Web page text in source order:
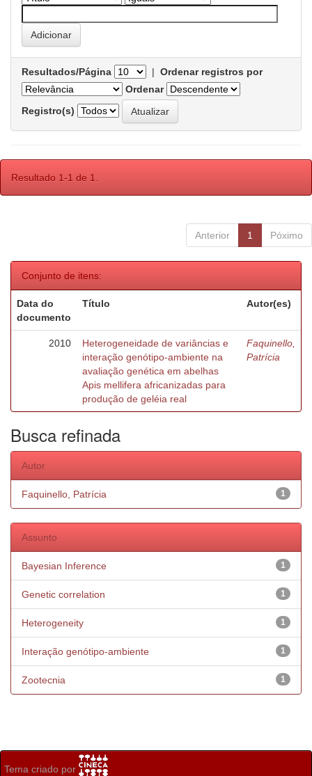
Resultados/Página | Ordenar registros por
Ordenar
Registro(s)
Resultado 1-1 de 1.
Anterior 1 Póximo
Conjunto de itens:
Data do
documento
Título Autor(es)
2010
Heterogeneidade de variâncias e
interação genótipo-ambiente na
avaliação genética em abelhas
Apis mellifera africanizadas para
produção de geléia real
Faquinello,
Patrícia
Busca refinada
Autor
1
Faquinello, Patrícia
Assunto
1
Bayesian Inference
1
Genetic correlation
1
Heterogeneity
1
Interação genótipo-ambiente
1
Zootecnia
Tema criado por